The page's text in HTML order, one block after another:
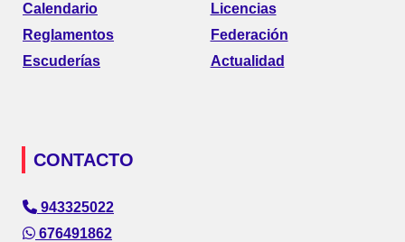
Calendario
Reglamentos
Escuderías
Licencias
Federación
Actualidad
CONTACTO
943325022
676491862